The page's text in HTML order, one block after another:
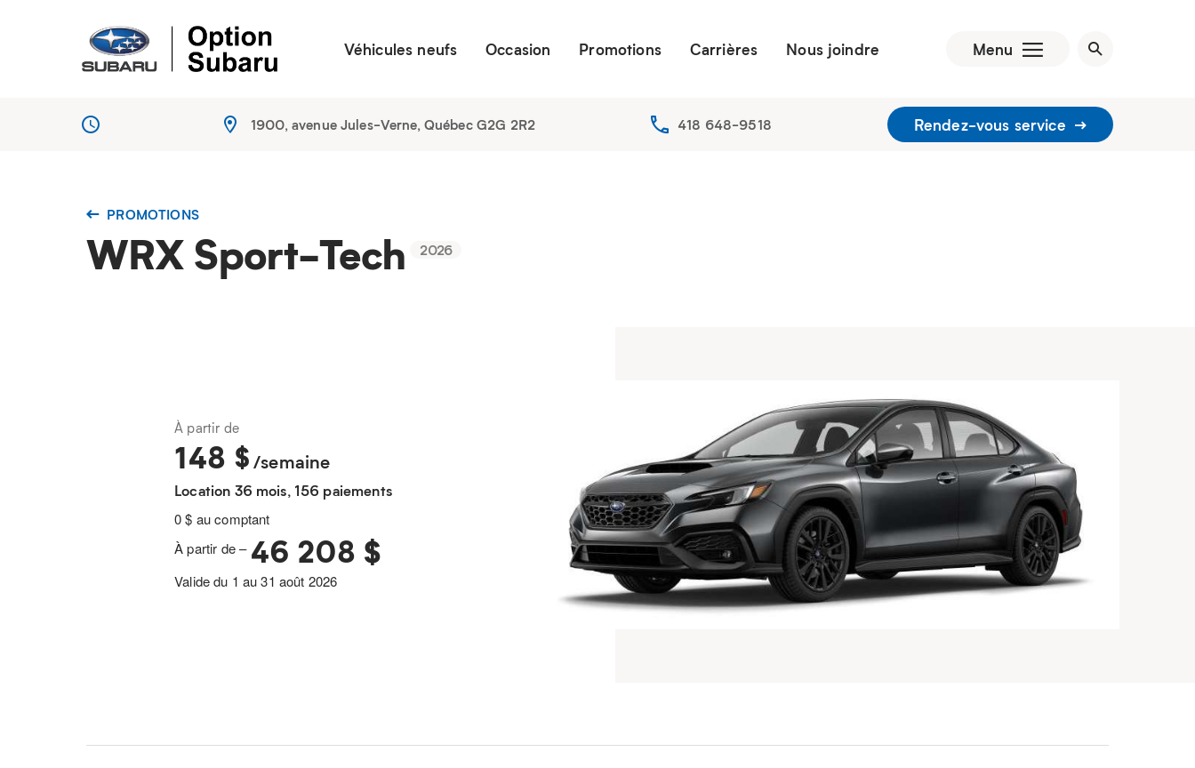
Véhicules neufs Occasion Promotions Carrières Nous joindre Menu
1900, avenue Jules-Verne, Québec G2G 2R2 418 648-9518 Rendez-vous service
PROMOTIONS
WRX Sport-Tech 2026
À partir de
148 $/semaine
Location 36 mois, 156 paiements
0 $ au comptant
À partir de – 46 208 $
Valide du 1 au 31 août 2026